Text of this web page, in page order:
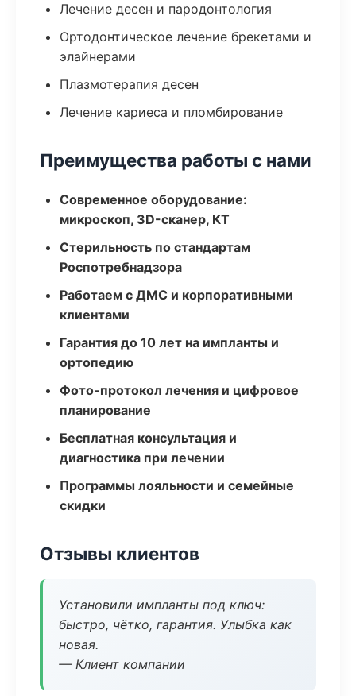
Лечение десен и пародонтология
Ортодонтическое лечение брекетами и
элайнерами
Плазмотерапия десен
Лечение кариеса и пломбирование
Преимущества работы с нами
Современное оборудование:
микроскоп, 3D-сканер, КТ
Стерильность по стандартам
Роспотребнадзора
Работаем с ДМС и корпоративными
клиентами
Гарантия до 10 лет на импланты и
ортопедию
Фото-протокол лечения и цифровое
планирование
Бесплатная консультация и
диагностика при лечении
Программы лояльности и семейные
скидки
Отзывы клиентов
Установили импланты под ключ:
быстро, чётко, гарантия. Улыбка как
новая.
— Клиент компании